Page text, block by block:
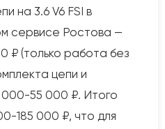
на 3.6 V6 FSI в
сервисе Ростова —
₽ (только работа без
цепи и
55 000 ₽. Итого
185 000 ₽, что для